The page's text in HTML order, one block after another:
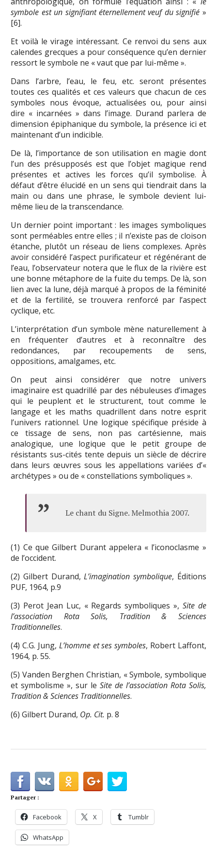
symbole est un signifiant éternellement veuf du signifié »
[6].
Et voilà le virage intéressant. Ce renvoi du sens aux
calendes grecques a pour conséquence qu’en dernier
ressort le symbole ne « vaut que par lui-même ».
Dans l’arbre, l’eau, le feu, etc. seront présentes
toutes ces qualités et ces valeurs que chacun de ces
symboles nous évoque, actualisées ou, pour ainsi
dire « incarnées » dans l’image. Durand parlera de
dimension épiphanique du symbole, la présence ici et
maintenant d’un indicible.
De là, l’importance de son utilisation en magie dont
l’un des présupposés est que l’objet magique rend
présentes et actives les forces qu’il symbolise. À
défaut d’être élucidé en un sens qui tiendrait dans la
main ou dans une phrase, le symbole devient lui-
même lieu de la transcendance.
Un dernier point important : les images symboliques
sont perméables entre elles ; il n’existe pas de cloison
étanche, plutôt un réseau de liens complexes. Après
avoir considéré l’aspect purificateur et régénérant de
l’eau, l’observateur notera que le flux de la rivière est
une bonne métaphore de la fuite du temps. De là, son
lien avec la lune, déjà marqué à propos de la féminité
et de la fertilité, se trouvera renforcé par l’aspect
cyclique, etc.
L’interprétation d’un symbole mène naturellement à
en fréquenter d’autres et à reconnaître des
redondances, par recoupements de sens,
oppositions, amalgames, etc.
On peut ainsi considérer que notre univers
imaginaire est quadrillé par des nébuleuses d’images
qui le peuplent et le structurent, tout comme le
langage et les maths quadrillent dans notre esprit
l’univers rationnel. Une logique spécifique préside à
ce tissage de sens, non pas cartésienne, mais
analogique, une logique que le petit groupe de
résistants sus-cités tente depuis un siècle de décrire
dans leurs œuvres sous les appellations variées d’«
archétypes » ou de « constellations symboliques ».
Le chant du Signe. Melmothia 2007.
(1) Ce que Gilbert Durant appelera « l’iconoclasme »
de l’occident.
(2) Gilbert Durand,L’imagination symbolique, Éditions
PUF, 1964, p.9
(3) Perot Jean Luc, « Regards symboliques », Site de
l’association Rota Solis, Tradition & Sciences
Traditionnelles.
(4) C.G. Jung, L’homme et ses symboles, Robert Laffont,
1964, p. 55.
(5) Vanden Berghen Christian, « Symbole, symbolique
et symbolisme », sur le Site de l’association Rota Solis,
Tradition & Sciences Traditionnelles.
(6) Gilbert Durand, Op. Cit. p. 8
Partager :
Facebook X Tumblr
WhatsApp